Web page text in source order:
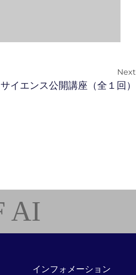
Next
エンス公開講座（全１回）
AI
インフォメーション